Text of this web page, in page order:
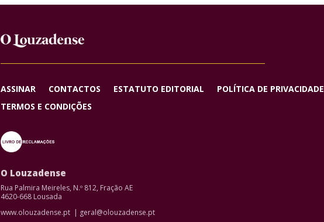
ASSINAR CONTACTOS ESTATUTO EDITORIAL
POLÍTICA DE PRIVACIDADE
TERMOS E CONDIÇÕES
O Louzadense
Rua Palmira Meireles, N.º 812, Fração AE
4620-668 Lousada
www.olouzadense.pt | geral@olouzadense.pt